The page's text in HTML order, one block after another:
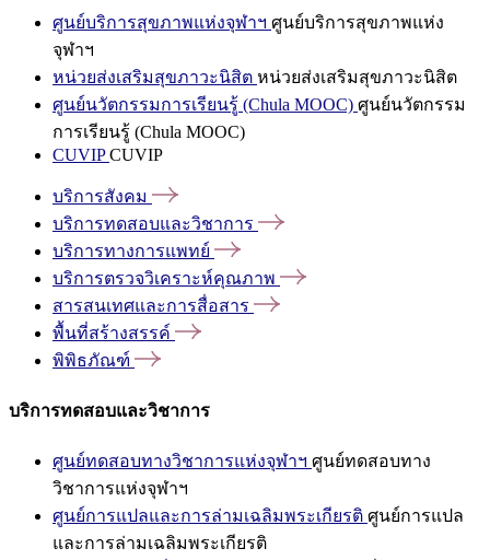
ศูนย์บริการสุขภาพแห่งจุฬาฯ ศูนย์บริการสุขภาพแห่ง
จุฬาฯ
หน่วยส่งเสริมสุขภาวะนิสิต หน่วยส่งเสริมสุขภาวะนิสิต
ศูนย์นวัตกรรมการเรียนรู้ (Chula MOOC) ศูนย์นวัตกรรม
การเรียนรู้ (Chula MOOC)
CUVIPCUVIP
บริการสังคม
บริการทดสอบและวิชาการ
บริการทางการแพทย์
บริการตรวจวิเคราะห์คุณภาพ
สารสนเทศและการสื่อสาร
พื้นที่สร้างสรรค์
พิพิธภัณฑ์
บริการทดสอบและวิชาการ
ศูนย์ทดสอบทางวิชาการแห่งจุฬาฯ ศูนย์ทดสอบทาง
วิชาการแห่งจุฬาฯ
ศูนย์การแปลและการล่ามเฉลิมพระเกียรติ ศูนย์การแปล
และการล่ามเฉลิมพระเกียรติ